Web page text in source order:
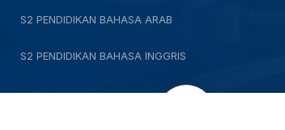
S2 PENDIDIKAN BAHASA ARAB
S2 PENDIDIKAN BAHASA INGGRIS